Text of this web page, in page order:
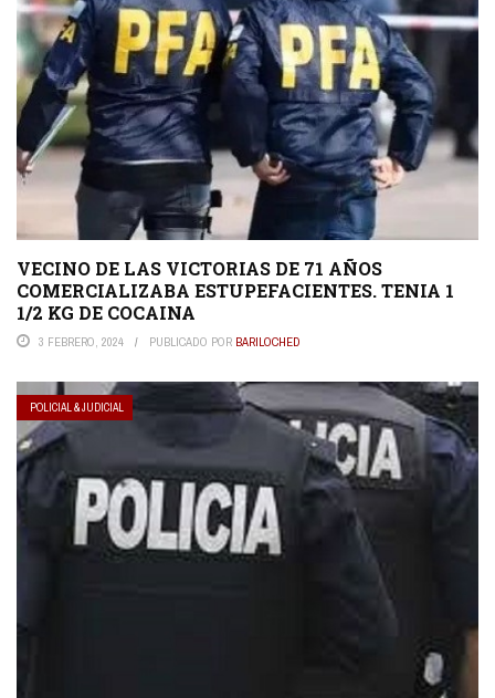
VECINO DE LAS VICTORIAS DE 71 AÑOS
COMERCIALIZABA ESTUPEFACIENTES. TENIA 1
1/2 KG DE COCAINA
3 FEBRERO, 2024 PUBLICADO POR BARILOCHED
POLICIAL & JUDICIAL